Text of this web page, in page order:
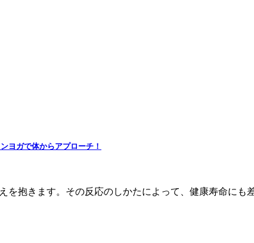
ヨガで体からアプローチ！
を抱きます。その反応のしかたによって、健康寿命に